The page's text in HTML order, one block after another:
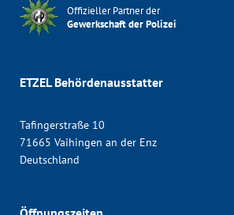
Offizieller Partner der
Gewerkschaft der Polizei
ETZEL Behördenausstatter
Tafingerstraße 10
71665 Vaihingen an der Enz
Deutschland